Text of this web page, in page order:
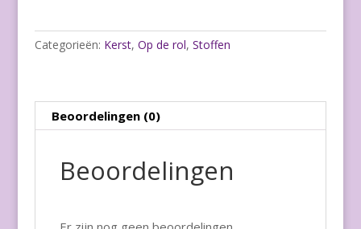
Categorieën: Kerst, Op de rol, Stoffen
Beoordelingen (0)
Beoordelingen